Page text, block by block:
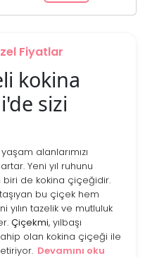
Fiyatlar
kokina
sizi
alanlarımızı
Yeni yıl ruhunu
biri de kokina çiçeğidir.
taşıyan bu çiçek hem
tazelik ve mutluluk
Çiçekmi, yılbaşı
olan kokina çiçeği ile
Devamını oku